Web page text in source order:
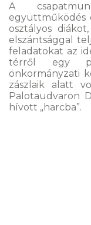
A
együttműködés
osztályos
elszántsággal
feladatokat az
térről egy
önkormányzati
zászlaik alatt
Palotaudvaron
hívott „harcba”.